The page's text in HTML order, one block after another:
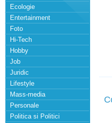
Ecologie
Entertainment
Foto
Hi-Tech
Hobby
Job
Juridic
Lifestyle
Mass-media
Personale
Politica si Politici